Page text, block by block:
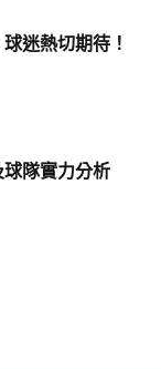
迷熱切期待！
隊實力分析